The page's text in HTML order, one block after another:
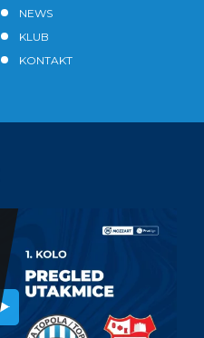
NEWS
KLUB
KONTAKT